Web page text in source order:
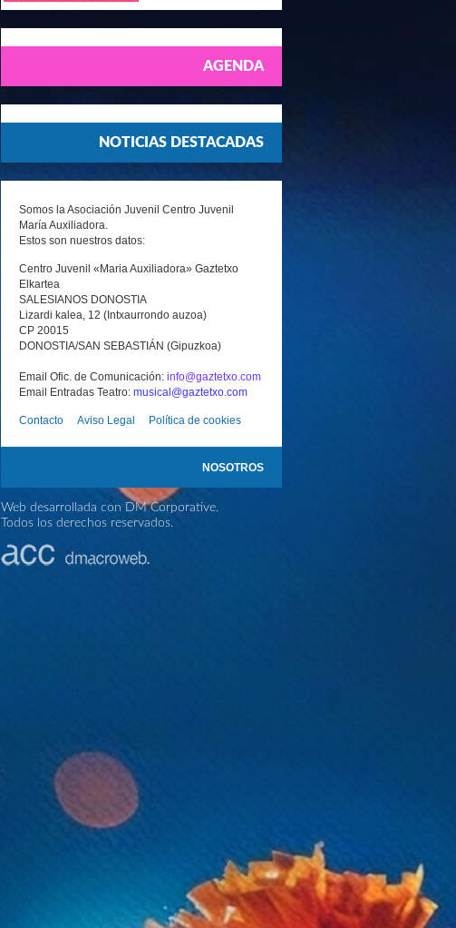
AGENDA
NOTICIAS DESTACADAS
Somos la Asociación Juvenil Centro Juvenil
María Auxiliadora.
Estos son nuestros datos:
Centro Juvenil «Maria Auxiliadora» Gaztetxo
Elkartea
SALESIANOS DONOSTIA
Lizardi kalea, 12 (Intxaurrondo auzoa)
CP 20015
DONOSTIA/SAN SEBASTIÁN (Gipuzkoa)
Email Ofic. de Comunicación: info@gaztetxo.com
Email Entradas Teatro: musical@gaztetxo.com
Contacto Aviso Legal Política de cookies
NOSOTROS
Web desarrollada con DM Corporative.
Todos los derechos reservados.